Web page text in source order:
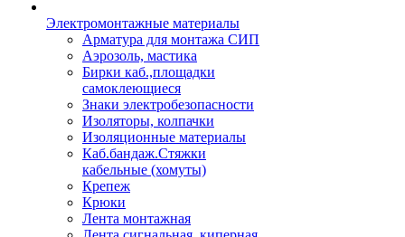
Электромонтажные материалы
Арматура для монтажа СИП
Аэрозоль, мастика
Бирки каб.,площадки
самоклеющиеся
Знаки электробезопасности
Изоляторы, колпачки
Изоляционные материалы
Каб.бандаж.Стяжки
кабельные (хомуты)
Крепеж
Крюки
Лента монтажная